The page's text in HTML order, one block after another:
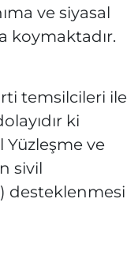
ve siyasal
koymaktadır.
temsilcileri ile
ki
ve
sivil
desteklenmesi